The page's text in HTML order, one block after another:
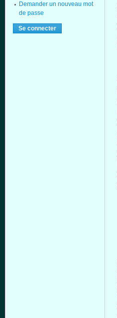
Demander un nouveau mot
de passe